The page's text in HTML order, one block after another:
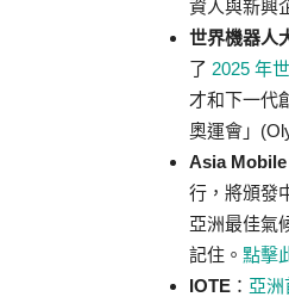
資人與新興
世界機器人
了 2025 年
才和下一代
奧運會」
Asia
行，將頒發
亞洲最佳氣
記住。 點擊
IOTE ： 亞